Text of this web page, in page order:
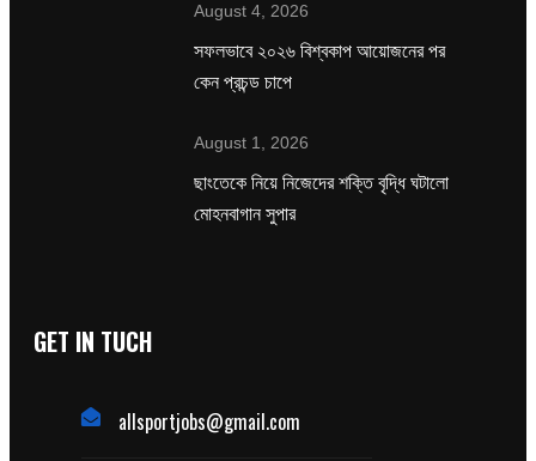
August 4, 2026
সফলভাবে ২০২৬ বিশ্বকাপ আয়োজনের পর
কেন প্রচন্ড চাপে
August 1, 2026
ছাংতেকে নিয়ে নিজেদের শক্তি বৃদ্ধি ঘটালো
মোহনবাগান সুপার
GET IN TUCH
allsportjobs@gmail.com